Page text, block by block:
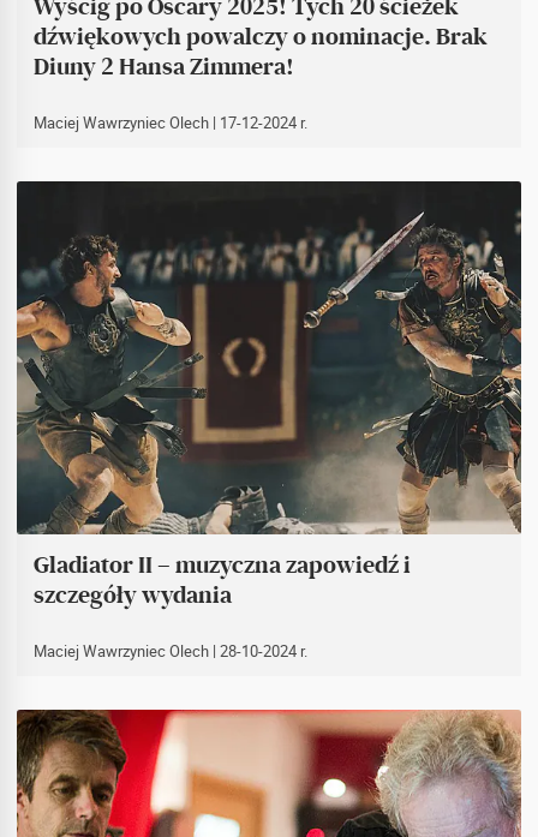
Wyścig po Oscary 2025! Tych 20 ścieżek
dźwiękowych powalczy o nominacje. Brak
Diuny 2 Hansa Zimmera!
Maciej Wawrzyniec Olech | 17-12-2024 r.
Gladiator II – muzyczna zapowiedź i
szczegóły wydania
Maciej Wawrzyniec Olech | 28-10-2024 r.